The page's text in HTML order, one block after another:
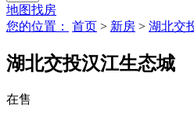
地图找房
您的位置：
首页 > 新房 > 湖北交
湖北交投汉江生态城
在售